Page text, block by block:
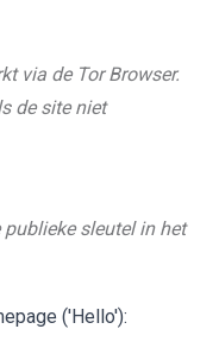
via de Tor Browser.
de site niet
publieke sleutel in het
('Hello'):